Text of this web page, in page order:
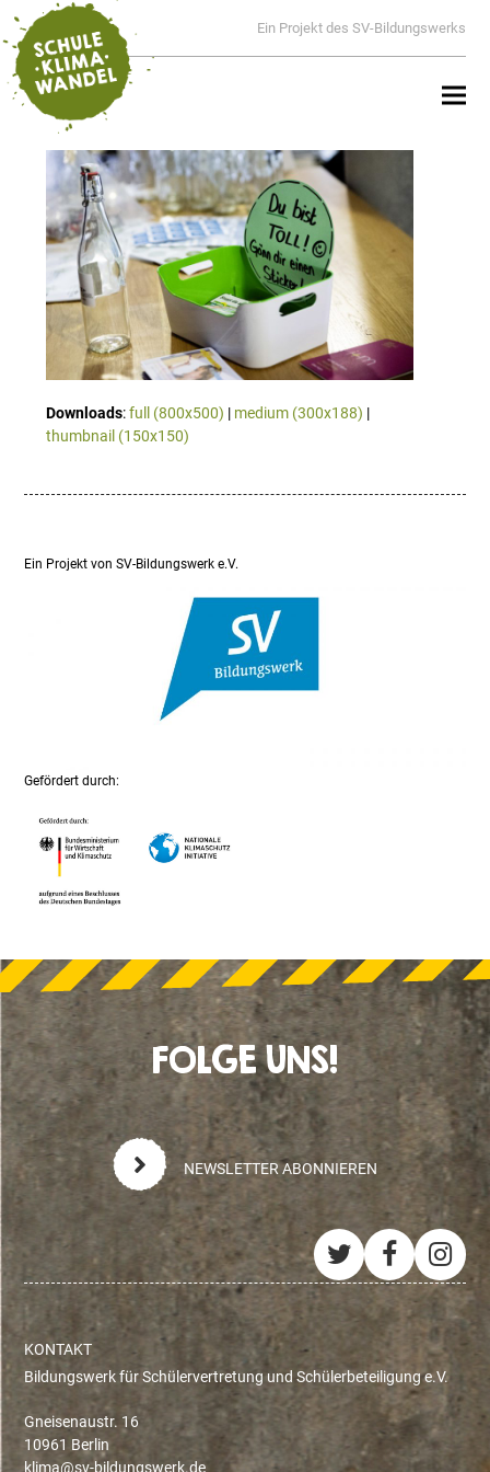
Ein Projekt des SV-Bildungswerks
Downloads:full (800x500) | medium (300x188) |
thumbnail (150x150)
Ein Projekt von SV-Bildungswerk e.V.
Gefördert durch:
FOLGE UNS!
NEWSLETTER ABONNIEREN
Twitter
KONTAKT
Bildungswerk für Schülervertretung und Schülerbeteiligung e.V.
Gneisenaustr. 16
10961 Berlin
ed.krewsgnudlib-vs@amilk